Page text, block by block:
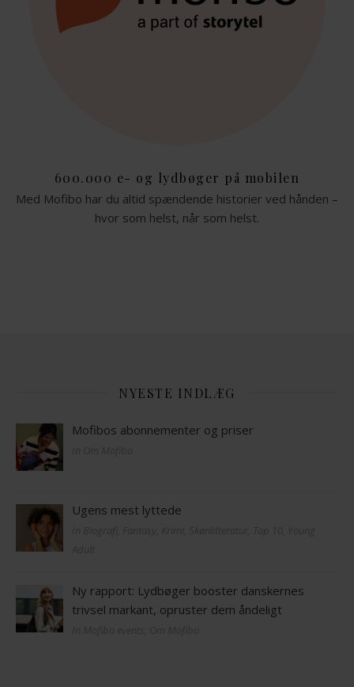
600.000 e- og lydbøger på mobilen
Med Mofibo har du altid spændende historier ved hånden –
hvor som helst, når som helst.
NYESTE INDLÆG
Mofibos abonnementer og priser
Ugens mest lyttede
Ny rapport: Lydbøger booster danskernes
trivsel markant, opruster dem åndeligt